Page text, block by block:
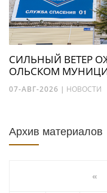
СИЛЬНЫЙ ВЕТЕР
ОЛЬСКОМ
07-АВГ-2026 | НОВОСТИ
Архив материалов
«